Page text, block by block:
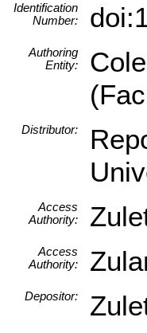
Identification
Number:
Authoring
Entity:
Distributor:
Access
Authority:
Access
Authority:
Depositor: